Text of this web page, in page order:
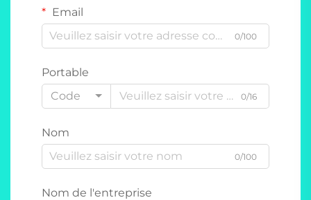
Email
0/100
Portable
Code
0/16
Nom
0/100
Nom de l'entreprise